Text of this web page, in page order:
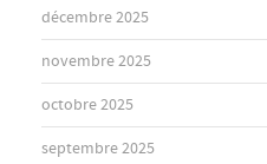
décembre 2025
novembre 2025
octobre 2025
septembre 2025